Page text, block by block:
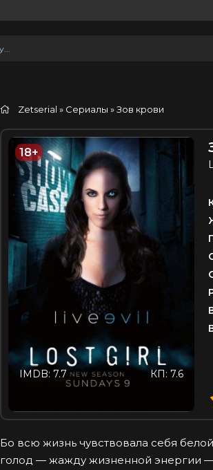
Zetserial » Сериалы » Зов крови
18+
КП: 7.6
IMDB: 7.7
Бо всю жизнь чувствовала себя
голод — жажду жизненной энергии —